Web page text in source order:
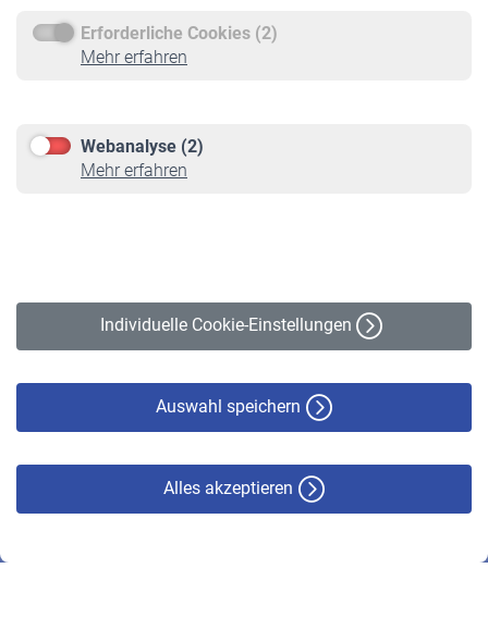
Erforderliche Cookies (2)
Mehr erfahren
Webanalyse (2)
Mehr erfahren
Individuelle Cookie-Einstellungen
Auswahl speichern
Alles akzeptieren
Service
Informationen
Online-Rechner
VBLnewsletter
Erklärung zur Barrierefreiheit
© VBL 2026